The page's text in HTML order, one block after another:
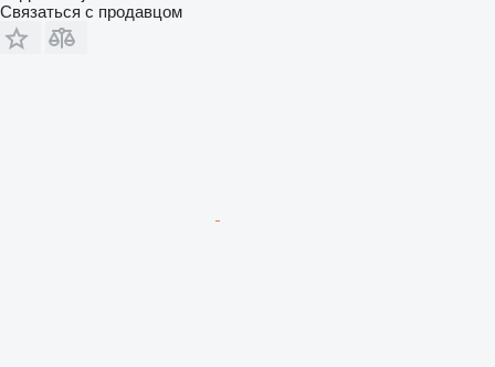
Связаться с продавцом